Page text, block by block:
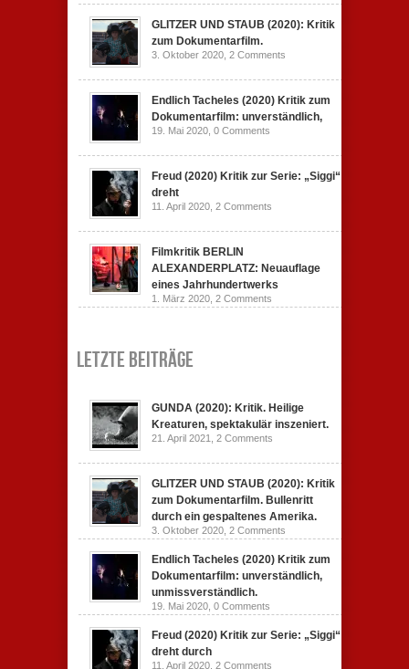
GLITZER UND STAUB (2020): Kritik
zum Dokumentarfilm.
3. Oktober 2020, 2 Comments
Endlich Tacheles (2020) Kritik zum
Dokumentarfilm: unverständlich,
19. Mai 2020, 0 Comments
Freud (2020) Kritik zur Serie: „Siggi“
dreht
11. April 2020, 2 Comments
Filmkritik BERLIN
ALEXANDERPLATZ: Neuauflage
eines Jahrhundertwerks
1. März 2020, 2 Comments
Letzte Beiträge
GUNDA (2020): Kritik. Heilige
Kreaturen, spektakulär inszeniert.
21. April 2021, 2 Comments
GLITZER UND STAUB (2020): Kritik
zum Dokumentarfilm. Bullenritt
durch ein gespaltenes Amerika.
3. Oktober 2020, 2 Comments
Endlich Tacheles (2020) Kritik zum
Dokumentarfilm: unverständlich,
unmissverständlich.
19. Mai 2020, 0 Comments
Freud (2020) Kritik zur Serie: „Siggi“
dreht durch
11. April 2020, 2 Comments